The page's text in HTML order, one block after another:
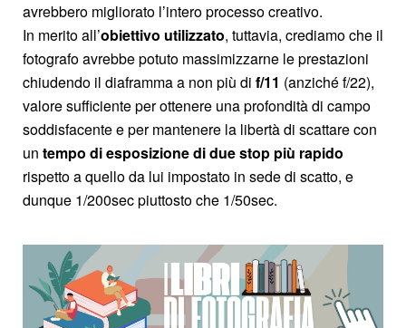
avrebbero migliorato l’intero processo creativo.
In merito all’obiettivo utilizzato, tuttavia, crediamo che il
fotografo avrebbe potuto massimizzarne le prestazioni
chiudendo il diaframma a non più di f/11 (anziché f/22),
valore sufficiente per ottenere una profondità di campo
soddisfacente e per mantenere la libertà di scattare con
un tempo di esposizione di due stop più rapido
rispetto a quello da lui impostato in sede di scatto, e
dunque 1/200sec piuttosto che 1/50sec.